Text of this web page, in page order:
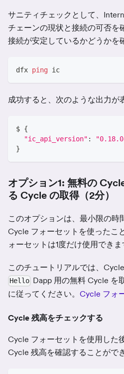
サニティチェックとして、
チェーンの現状と接続の可否を
接続が安定しているかどうかを
dfx ping ic
成功すると、次のような出力が
$ {
"ic_api_version" :
}
オプション1: 無料の
る Cycle の取得（2分）
このオプションは、最小限の時
Cycle フォーセットを使ったこ
ォーセットは1度だけ使用できま
このチュートリアルでは、
Hello Dapp 用の無料 Cycle を
に従ってください。 Cycle フォ
Cycle 残高をチェックする
Cycle フォーセットを使用した
Cycle 残高を確認することがで